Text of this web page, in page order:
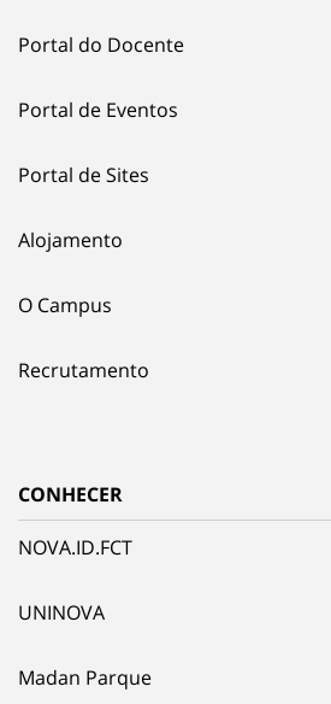
Portal do Docente
Portal de Eventos
Portal de Sites
Alojamento
O Campus
Recrutamento
CONHECER
NOVA.ID.FCT
UNINOVA
Madan Parque